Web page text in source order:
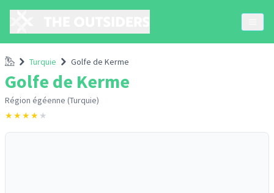
AccueilTurquie Golfe de Kerme
Golfe de Kerme
Région égéenne (Turquie)
★★★★ ★